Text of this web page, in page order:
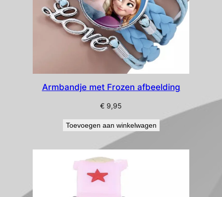
Armbandje met Frozen afbeelding
€ 9,95
Toevoegen aan winkelwagen